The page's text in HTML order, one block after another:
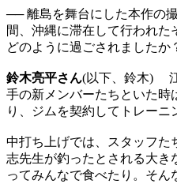
── 離島を舞台にした本作の
間、沖縄に滞在して行われ
どのように過ごされましたか
鈴木亮平さん(以下、鈴木)
手の新メンバーたちといた時
り、ジムを契約してトレーニ
中打ち上げでは、スタッフた
志先生が釣ったとされる大き
ってみんなで食べたり。そん